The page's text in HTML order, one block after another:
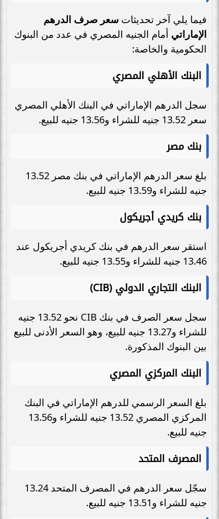
فيما يلي آخر تحديثات سعر صرف الدرهم
الإماراتي أمام الجنيه المصري في عدد من البنوك
الحكومية والخاصة:
البنك الأهلي المصري
سجل الدرهم الإماراتي في البنك الأهلي المصري
سعر 13.52 جنيه للشراء و13.56 جنيه للبيع.
بنك مصر
بلغ سعر الدرهم الإماراتي في بنك مصر 13.52
جنيه للشراء و13.59 جنيه للبيع.
بنك كريدي أجريكول
استقر سعر الدرهم في بنك كريدي أجريكول عند
13.46 جنيه للشراء و13.55 جنيه للبيع.
البنك التجاري الدولي (CIB)
سجل سعر الصرف في بنك CIB نحو 13.52 جنيه
للشراء و13.27 جنيه للبيع، وهو السعر الأدنى للبيع
بين البنوك المذكورة.
البنك المركزي المصري
بلغ السعر الرسمي للدرهم الإماراتي في البنك
المركزي المصري 13.52 جنيه للشراء و13.56
جنيه للبيع.
المصرف المتحد
سجّل سعر الدرهم في المصرف المتحد 13.24
جنيه للشراء و13.51 جنيه للبيع.